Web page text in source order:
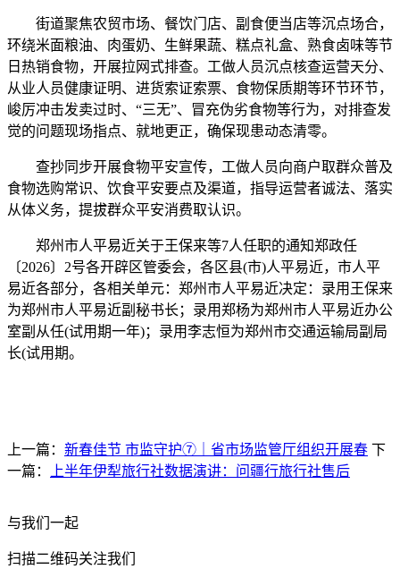
街道聚焦农贸市场、餐饮门店、副食便当店等沉点场合，
环绕米面粮油、肉蛋奶、生鲜果蔬、糕点礼盒、熟食卤味等节
日热销食物，开展拉网式排查。工做人员沉点核查运营天分、
从业人员健康证明、进货索证索票、食物保质期等环节环节，
峻厉冲击发卖过时、“三无”、冒充伪劣食物等行为，对排查发
觉的问题现场指点、就地更正，确保现患动态清零。
查抄同步开展食物平安宣传，工做人员向商户取群众普及
食物选购常识、饮食平安要点及渠道，指导运营者诚法、落实
从体义务，提拔群众平安消费取认识。
郑州市人平易近关于王保来等7人任职的通知郑政任
〔2026〕2号各开辟区管委会，各区县(市)人平易近，市人平
易近各部分，各相关单元：郑州市人平易近决定：录用王保来
为郑州市人平易近副秘书长；录用郑杨为郑州市人平易近办公
室副从任(试用期一年)；录用李志恒为郑州市交通运输局副局
长(试用期。
上一篇： 新春佳节 市监守护⑦｜省市场监管厅组织开展春 下
一篇：
上半年伊犁旅行社数据演讲：问疆行旅行社售后
与我们一起
扫描二维码关注我们